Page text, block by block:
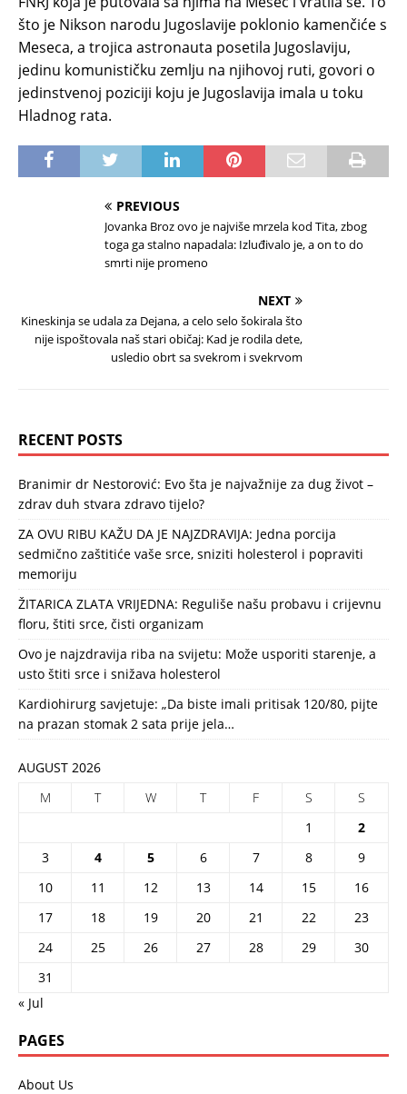
što je Nikson narodu Jugoslavije poklonio kamenčiće s
Meseca, a trojica astronauta posetila Jugoslaviju,
jedinu komunističku zemlju na njihovoj ruti, govori o
jedinstvenoj poziciji koju je Jugoslavija imala u toku
Hladnog rata.
PREVIOUS
Jovanka Broz ovo je najviše mrzela kod Tita, zbog
toga ga stalno napadala: Izluđivalo je, a on to do
smrti nije promeno
NEXT
Kineskinja se udala za Dejana, a celo selo šokirala što
nije ispoštovala naš stari običaj: Kad je rodila dete,
usledio obrt sa svekrom i svekrvom
RECENT POSTS
Branimir dr Nestorović: Evo šta je najvažnije za dug život –
zdrav duh stvara zdravo tijelo?
ZA OVU RIBU KAŽU DA JE NAJZDRAVIJA: Jedna porcija
sedmično zaštitiće vaše srce, sniziti holesterol i popraviti
memoriju
ŽITARICA ZLATA VRIJEDNA: Reguliše našu probavu i crijevnu
floru, štiti srce, čisti organizam
Ovo je najzdravija riba na svijetu: Može usporiti starenje, a
usto štiti srce i snižava holesterol
Kardiohirurg savjetuje: „Da biste imali pritisak 120/80, pijte
na prazan stomak 2 sata prije jela…
AUGUST 2026
M
T W T F S
S
1
2
3
4 5 6 7 8
9
10
11 12 13 14 15
16
17
18 19 20 21 22
23
24
25 26 27 28 29
30
31
« Jul
PAGES
About Us